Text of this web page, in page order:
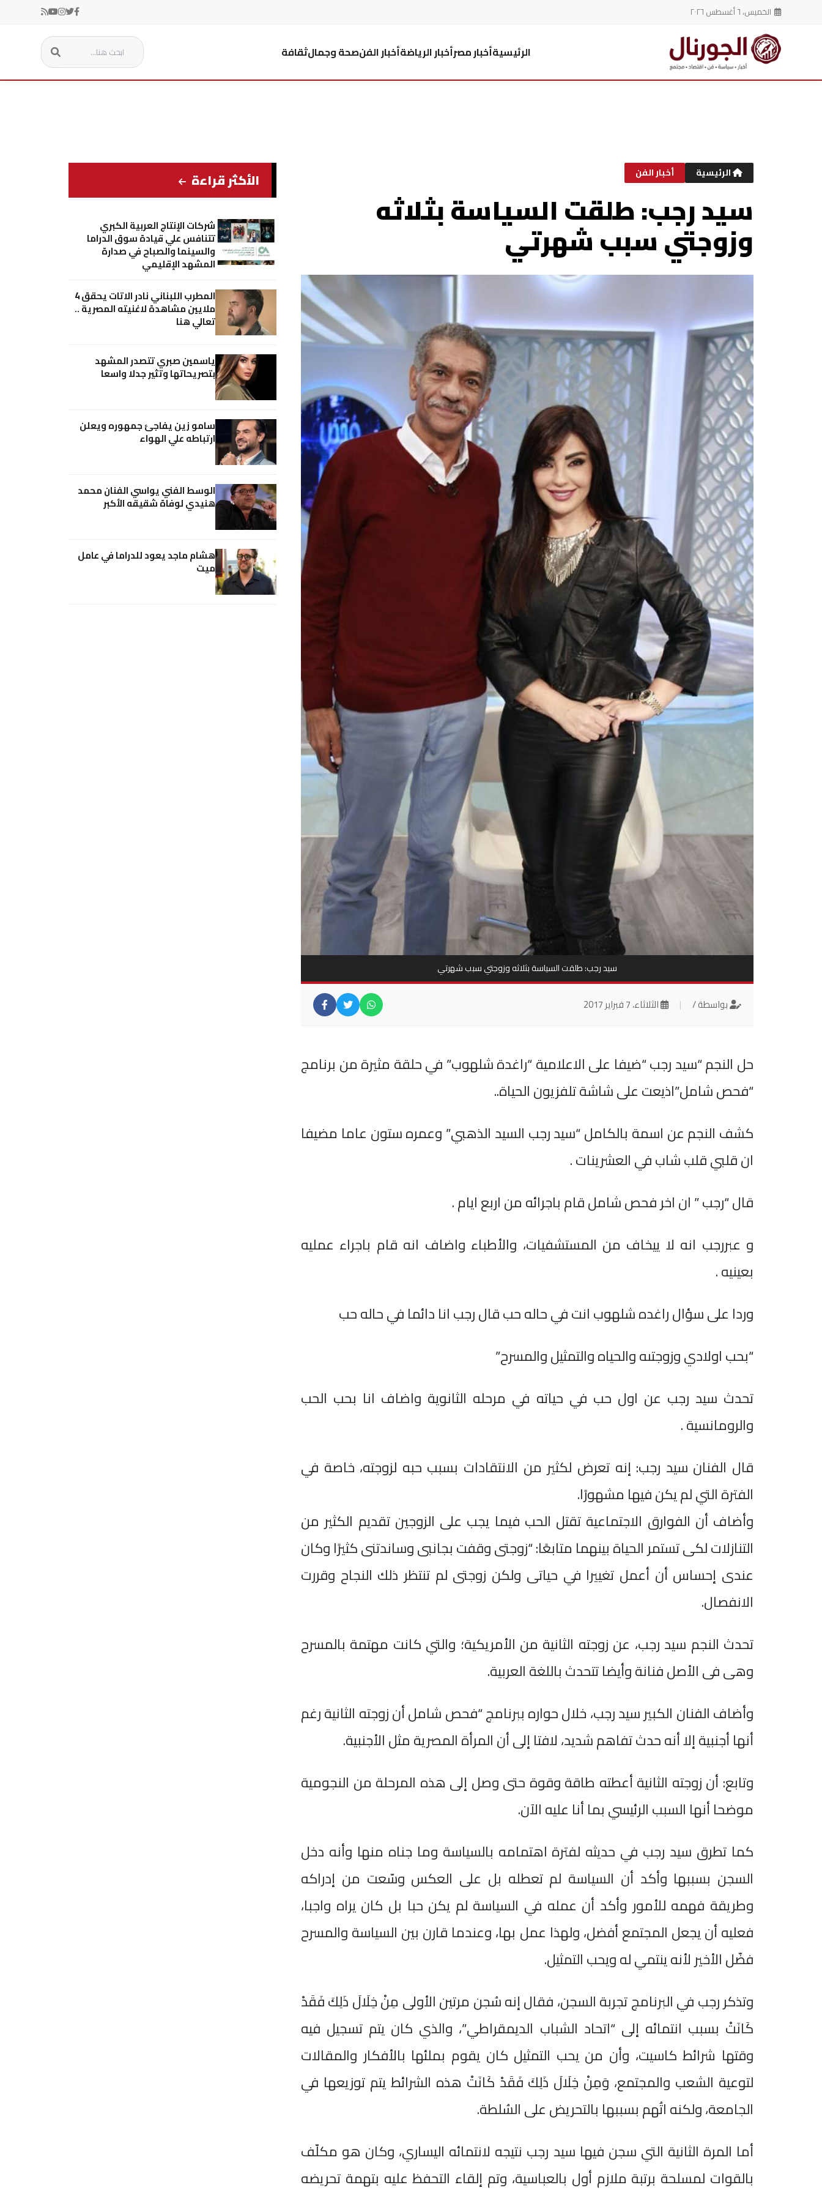
الخميس، ٦ أغسطس ٢٠٢٦
الرئيسيةأخبار مصرأخبار الرياضةأخبار الفنصحة وجمالثقافة
الرئيسية أخبار الفن
سيد رجب: طلقت السياسة بثلاثه
وزوجتي سبب شهرتي
سيد رجب: طلقت السياسة بثلاثه وزوجتي سبب شهرتي
بواسطة / | الثلاثاء، 7 فبراير 2017
حل النجم “سيد رجب “ضيفا على الاعلامية “راغدة شلهوب” في حلقة مثيرة من برنامج
“فحص شامل”اذيعت على شاشة تلفزيون الحياة..
كشف النجم عن اسمة بالكامل “سيد رجب السيد الذهبي” وعمره ستون عاما مضيفا
ان قلبي قلب شاب في العشرينات .
قال “رجب ” ان اخر فحص شامل قام باجرائه من اربع ايام .
و عبررجب انه لا ييخاف من المستشفيات، والأطباء واضاف انه قام باجراء عمليه
بعينيه .
وردا على سؤال راغده شلهوب انت في حاله حب قال رجب انا دائما في حاله حب
“بحب اولادي وزوجتىه والحياه والتمثيل والمسرح”
تحدث سيد رجب عن اول حب في حياته في مرحله الثانوية واضاف انا بحب الحب
والرومانسية .
قال الفنان سيد رجب: إنه تعرض لكثير من الانتقادات بسبب حبه لزوجته، خاصة في
الفترة التي لم يكن فيها مشهورًا.
وأضاف أن الفوارق الاجتماعية تقتل الحب فيما يجب على الزوجين تقديم الكثير من
التنازلات لكى تستمر الحياة بينهما متابعًا: “زوجتى وقفت بجانبى وساندتنى كثيرًا وكان
عندى إحساس أن أعمل تغييرا في حياتى ولكن زوجتى لم تنتظر ذلك النجاح وقررت
الانفصال.
تحدث النجم سيد رجب، عن زوجته الثانية من الأمريكية؛ والتي كانت مهتمة بالمسرح
وهى فى الأصل فنانة وأيضا تتحدث باللغة العربية.
وأضاف الفنان الكبير سيد رجب، خلال حواره ببرنامج “فحص شامل أن زوجته الثانية رغم
أنها أجنبية إلا أنه حدث تفاهم شديد، لافتا إلى أن المرأة المصرية مثل الأجنبية.
وتابع: أن زوجته الثانية أعطته طاقة وقوة حتى وصل إلى هذه المرحلة من النجومية
موضحا أنها السبب الرئيسي بما أنا عليه الآن.
كما تطرق سيد رجب في حديثه لفترة اهتمامه بالسياسة وما جناه منها وأنه دخل
السجن بسببها وأكد أن السياسة لم تعطله بل على العكس وسّعت من إدراكه
وطريقة فهمه للأمور وأكد أن عمله في السياسة لم يكن حبا بل كان يراه واجبا،
فعليه أن يجعل المجتمع أفضل، ولهذا عمل بها، وعندما قارن بين السياسة والمسرح
فضّل الأخير لأنه ينتمي له ويحب التمثيل.
وتذكر رجب في البرنامج تجربة السجن، فقال إنه سُجن مرتين الأولى مِنْ خِلَالَ ذَلِكَ فَقَدْ
كَانَتْ بسبب انتمائه إلى “اتحاد الشباب الديمقراطي”، والذي كان يتم تسجيل فيه
وقتها شرائط كاسيت، وأن من يحب التمثيل كان يقوم بملئها بالأفكار والمقالات
لتوعية الشعب والمجتمع، وَمِنْ خِلَالَ ذَلِكَ فَقَدْ كَانَتْ هذه الشرائط يتم توزيعها في
الجامعة، ولكنه اتُهم بسببها بالتحريض على السُلطة.
أما المرة الثانية التي سجن فيها سيد رجب نتيجه لانتمائه اليساري، وكان هو مكلّف
بالقوات لمسلحة برتبة ملازم أول بالعباسية، وتم إلقاء التحفظ عليه بتهمة تحريضه
الأكثر قراءة
شركات الإنتاج العربية الكبري
تتنافس علي قيادة سوق الدراما
والسينما والصباح في صدارة
المشهد الإقليمي
المطرب اللبناني نادر الاتات يحقق 4
ملايين مشاهدة لاغنيته المصرية ..
تعالي هنا
ياسمين صبري تتصدر المشهد
بتصريحاتها وتثير جدلا واسعا
سامو زين يفاجئ جمهوره ويعلن
ارتباطه علي الهواء
الوسط الفني يواسي الفنان محمد
هنيدي لوفاة شقيقه الأكبر
هشام ماجد يعود للدراما في عامل
ميت